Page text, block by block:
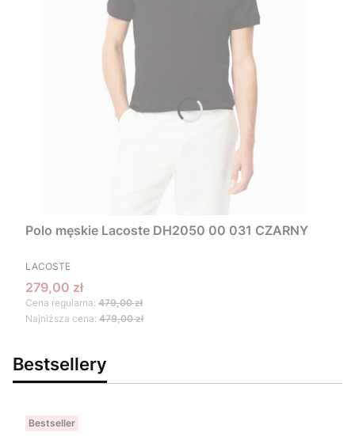
Polo męskie Lacoste DH2050 00 031 CZARNY
PRODUCENT
LACOSTE
Cena promocyjna
279,00 zł
Cena regularna: 479,00 zł
Najniższa cena: 479,00 zł
Bestsellery
Bestseller